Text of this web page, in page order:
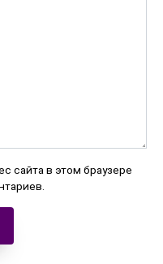
сайта в этом браузере